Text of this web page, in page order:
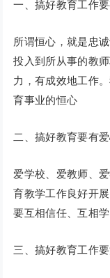
一、搞好教育工作要
所谓恒心，就是忠
投入到所从事的教
力，有成效地工作
育事业的恒心
二、搞好教育要有爱
爱学校、爱教师、
育教学工作良好开
要互相信任、互相
三、搞好教育工作